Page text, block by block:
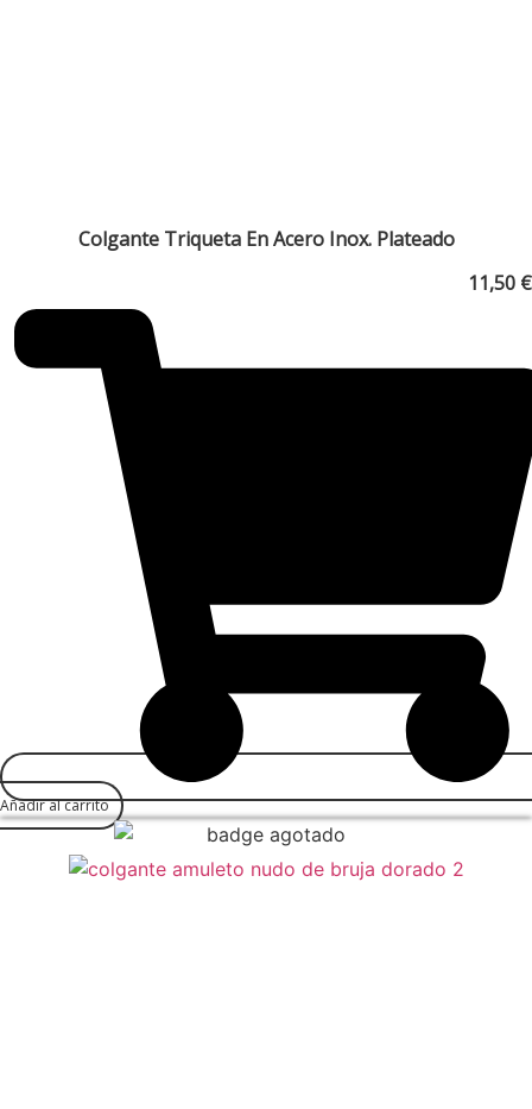
Colgante Triqueta En Acero Inox. Plateado
11,50 €
Añadir al carrito